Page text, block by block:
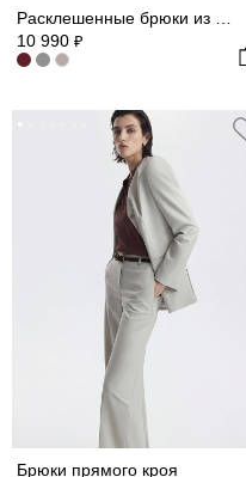
10 990 ₽
Брюки прямого кроя